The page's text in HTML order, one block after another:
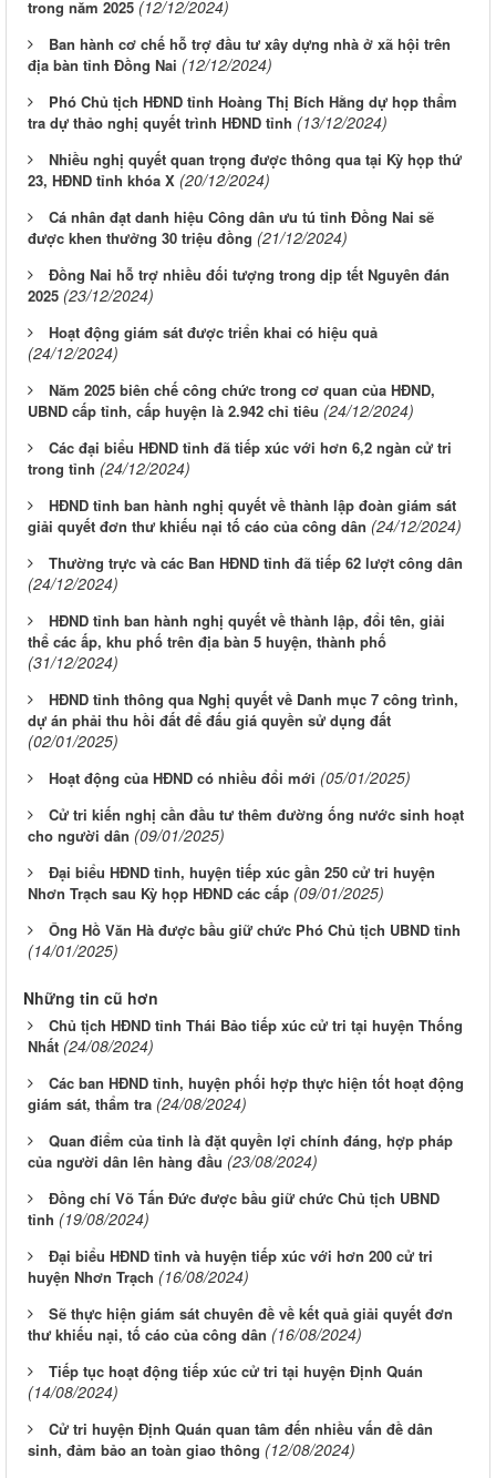
trong năm 2025 (12/12/2024)
Ban hành cơ chế hỗ trợ đầu tư xây dựng nhà ở xã hội trên
địa bàn tỉnh Đồng Nai (12/12/2024)
Phó Chủ tịch HĐND tỉnh Hoàng Thị Bích Hằng dự họp thẩm
tra dự thảo nghị quyết trình HĐND tỉnh (13/12/2024)
Nhiều nghị quyết quan trọng được thông qua tại Kỳ họp thứ
23, HĐND tỉnh khóa X (20/12/2024)
Cá nhân đạt danh hiệu Công dân ưu tú tỉnh Đồng Nai sẽ
được khen thưởng 30 triệu đồng (21/12/2024)
Đồng Nai hỗ trợ nhiều đối tượng trong dịp tết Nguyên đán
2025 (23/12/2024)
Hoạt động giám sát được triển khai có hiệu quả
(24/12/2024)
Năm 2025 biên chế công chức trong cơ quan của HĐND,
UBND cấp tỉnh, cấp huyện là 2.942 chỉ tiêu (24/12/2024)
Các đại biểu HĐND tỉnh đã tiếp xúc với hơn 6,2 ngàn cử tri
trong tỉnh (24/12/2024)
HĐND tỉnh ban hành nghị quyết về thành lập đoàn giám sát
giải quyết đơn thư khiếu nại tố cáo của công dân (24/12/2024)
Thường trực và các Ban HĐND tỉnh đã tiếp 62 lượt công dân
(24/12/2024)
HĐND tỉnh ban hành nghị quyết về thành lập, đổi tên, giải
thể các ấp, khu phố trên địa bàn 5 huyện, thành phố
(31/12/2024)
HĐND tỉnh thông qua Nghị quyết về Danh mục 7 công trình,
dự án phải thu hồi đất để đấu giá quyền sử dụng đất
(02/01/2025)
Hoạt động của HĐND có nhiều đổi mới (05/01/2025)
Cử tri kiến nghị cần đầu tư thêm đường ống nước sinh hoạt
cho người dân (09/01/2025)
Đại biểu HĐND tỉnh, huyện tiếp xúc gần 250 cử tri huyện
Nhơn Trạch sau Kỳ họp HĐND các cấp (09/01/2025)
Ông Hồ Văn Hà được bầu giữ chức Phó Chủ tịch UBND tỉnh
(14/01/2025)
Những tin cũ hơn
Chủ tịch HĐND tỉnh Thái Bảo tiếp xúc cử tri tại huyện Thống
Nhất (24/08/2024)
Các ban HĐND tỉnh, huyện phối hợp thực hiện tốt hoạt động
giám sát, thẩm tra (24/08/2024)
Quan điểm của tỉnh là đặt quyền lợi chính đáng, hợp pháp
của người dân lên hàng đầu (23/08/2024)
Đồng chí Võ Tấn Đức được bầu giữ chức Chủ tịch UBND
tỉnh (19/08/2024)
Đại biểu HĐND tỉnh và huyện tiếp xúc với hơn 200 cử tri
huyện Nhơn Trạch (16/08/2024)
Sẽ thực hiện giám sát chuyên đề về kết quả giải quyết đơn
thư khiếu nại, tố cáo của công dân (16/08/2024)
Tiếp tục hoạt động tiếp xúc cử tri tại huyện Định Quán
(14/08/2024)
Cử tri huyện Định Quán quan tâm đến nhiều vấn đề dân
sinh, đảm bảo an toàn giao thông (12/08/2024)